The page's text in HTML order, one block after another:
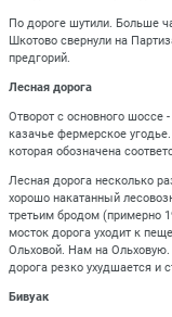
По дороге шутили. Больше
Шкотово свернули на
предгорий.
Лесная дорога
Отворот с основного шоссе
казачье фермерское
которая обозначена
Лесная дорога несколько
хорошо накатанный
третьим бродом (примерно
мосток дорога уходит к
Ольховой. Нам на
дорога резко ухудшается и
Бивуак